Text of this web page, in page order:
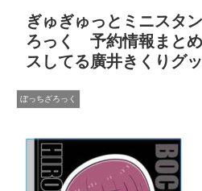
ぎゅぎゅっとミニスタ
ろっく 予約情報まと
スしてる廣井きくりグ
ぼっちざろっく